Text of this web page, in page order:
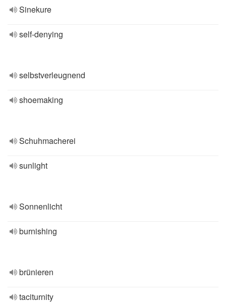
Sinekure
self-denying
selbstverleugnend
shoemaking
Schuhmacherei
sunlight
Sonnenlicht
burnishing
brünieren
taciturnity